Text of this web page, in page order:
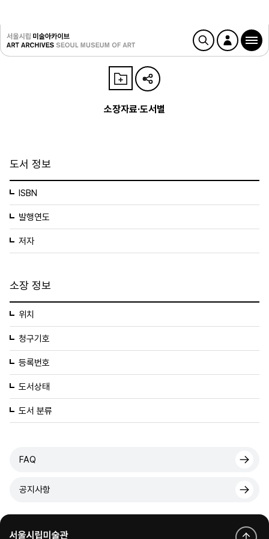
소장자료·도서별
도서 정보
ISBN
발행연도
저자
소장 정보
위치
청구기호
등록번호
도서상태
도서 분류
FAQ
공지사항